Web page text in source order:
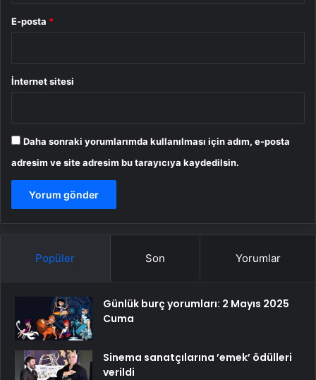
E-posta *
İnternet sitesi
Daha sonraki yorumlarımda kullanılması için adım, e-posta
adresim ve site adresim bu tarayıcıya kaydedilsin.
Popüler Son Yorumlar
Günlük burç yorumları: 2 Mayıs 2025
Cuma
Sinema sanatçılarına ’emek’ ödülleri
verildi